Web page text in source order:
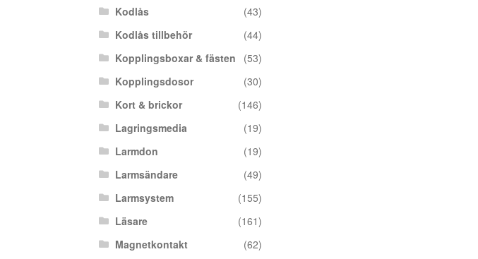
Kodlås
(43)
Kodlås tillbehör
(44)
Kopplingsboxar & fästen
(53)
Kopplingsdosor
(30)
Kort & brickor
(146)
Lagringsmedia
(19)
Larmdon
(19)
Larmsändare
(49)
Larmsystem
(155)
Läsare
(161)
Magnetkontakt
(62)